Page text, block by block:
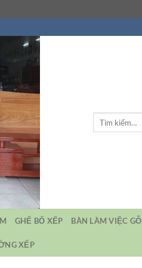
GHẾ BỐ XẾP BÀN LÀM VIỆC GỖ
XẾP